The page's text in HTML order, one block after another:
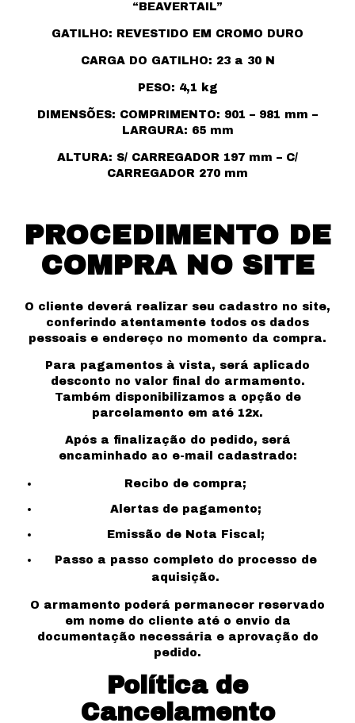
“BEAVERTAIL”
GATILHO: REVESTIDO EM CROMO DURO
CARGA DO GATILHO: 23 a 30 N
PESO: 4,1 kg
DIMENSÕES: COMPRIMENTO: 901 – 981 mm –
LARGURA: 65 mm
ALTURA: S/ CARREGADOR 197 mm – C/
CARREGADOR 270 mm
PROCEDIMENTO DE
COMPRA NO SITE
O cliente deverá realizar seu cadastro no site,
conferindo atentamente todos os dados
pessoais e endereço no momento da compra.
Para pagamentos à vista, será aplicado
desconto no valor final do armamento.
Também disponibilizamos a opção de
parcelamento em até 12x.
Após a finalização do pedido, será
encaminhado ao e-mail cadastrado:
Recibo de compra;
Alertas de pagamento;
Emissão de Nota Fiscal;
Passo a passo completo do processo de
aquisição.
O armamento poderá permanecer reservado
em nome do cliente até o envio da
documentação necessária e aprovação do
pedido.
Política de
Cancelamento